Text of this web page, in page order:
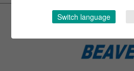
Switch language